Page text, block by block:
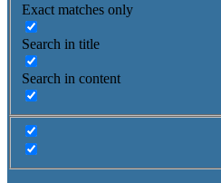
Exact matches only
Search in title
Search in content